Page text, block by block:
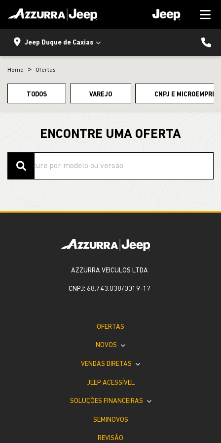
Jeep Duque de Caxias
Home Ofertas
TODOS VAREJO CNPJ E
ENCONTRE UMA OFERTA
AZZURRA VEICULOS LTDA
CNPJ: 68.743.038/0019-17
OFERTAS
NOVOS
VENDAS DIRETAS
JEEP ACESSÍVEL
SOLUÇÕES FINANCEIRAS
SEMINOVOS
REVISÃO